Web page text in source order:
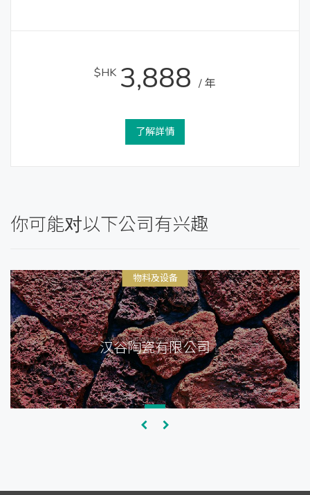
$HK 3,888 / 年
了解詳情
你可能对以下公司有兴趣
汉谷陶瓷有限公司
物料及设备